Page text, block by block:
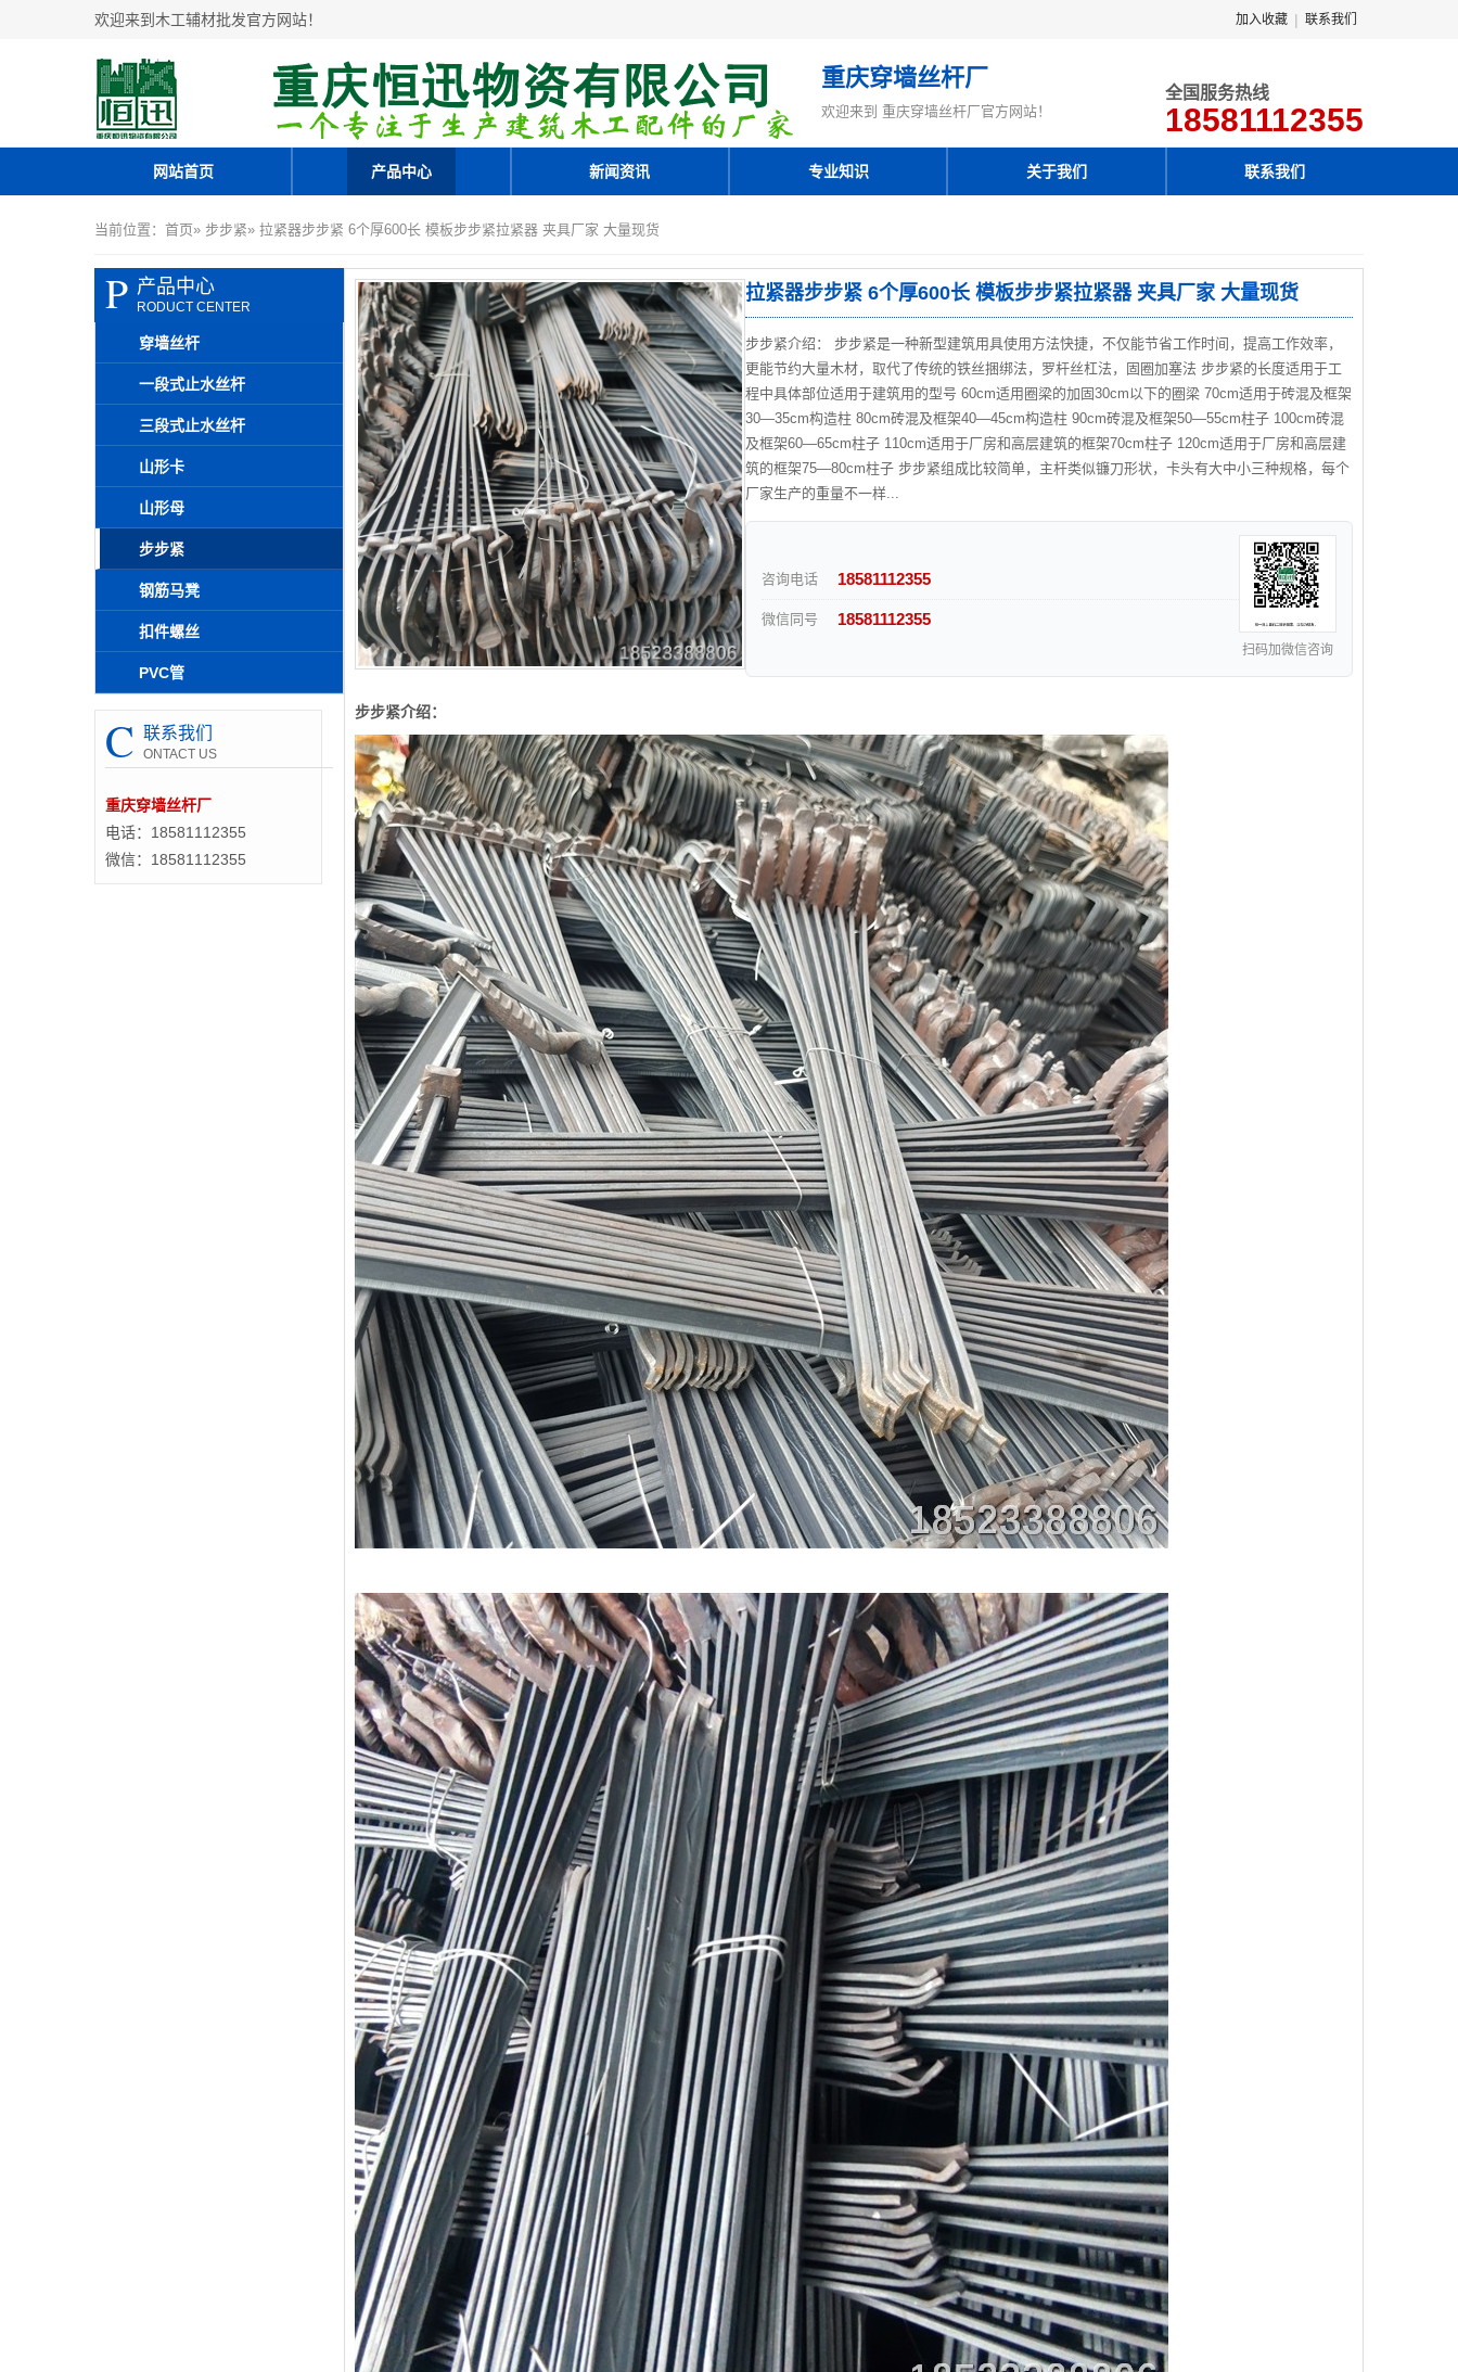
欢迎来到木工辅材批发官方网站！ 加入收藏 | 联系我们
重庆穿墙丝杆厂
欢迎来到 重庆穿墙丝杆厂官方网站！
全国服务热线
18581112355
网站首页 产品中心 新闻资讯 专业知识 关于我们 联系我们
当前位置： 首页» 步步紧» 拉紧器步步紧 6个厚600长 模板步步紧拉紧器 夹具厂家 大量现货
P 产品中心
RODUCT CENTER
穿墙丝杆
一段式止水丝杆
三段式止水丝杆
山形卡
山形母
步步紧
钢筋马凳
扣件螺丝
PVC管
C 联系我们
ONTACT US
重庆穿墙丝杆厂
电话：18581112355
微信：18581112355
拉紧器步步紧 6个厚600长 模板步步紧拉紧器 夹具厂家 大量现货
步步紧介绍： 步步紧是一种新型建筑用具使用方法快捷，不仅能节省工作时间，提高工作效率，
更能节约大量木材，取代了传统的铁丝捆绑法，罗杆丝杠法，固圈加塞法 步步紧的长度适用于工
程中具体部位适用于建筑用的型号 60cm适用圈梁的加固30cm以下的圈梁 70cm适用于砖混及框架
30—35cm构造柱 80cm砖混及框架40—45cm构造柱 90cm砖混及框架50—55cm柱子 100cm砖混
及框架60—65cm柱子 110cm适用于厂房和高层建筑的框架70cm柱子 120cm适用于厂房和高层建
筑的框架75—80cm柱子 步步紧组成比较简单，主杆类似镰刀形状，卡头有大中小三种规格，每个
厂家生产的重量不一样...
咨询电话 18581112355
微信同号 18581112355
扫码加微信咨询
步步紧介绍：